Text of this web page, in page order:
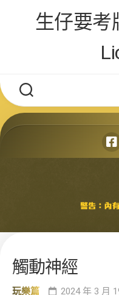
生仔要考
觸動神經
玩樂篇 2024 年 3 月